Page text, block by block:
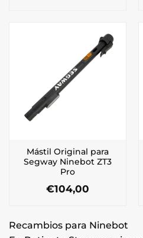
Mástil Original para
Segway Ninebot ZT3
Pro
€104,00
Recambios para Ninebot